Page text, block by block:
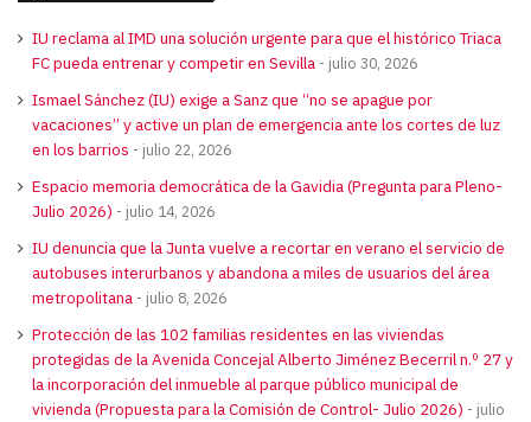
IU reclama al IMD una solución urgente para que el histórico Triaca
FC pueda entrenar y competir en Sevilla
julio 30, 2026
Ismael Sánchez (IU) exige a Sanz que “no se apague por
vacaciones” y active un plan de emergencia ante los cortes de luz
en los barrios
julio 22, 2026
Espacio memoria democrática de la Gavidia (Pregunta para Pleno-
Julio 2026)
julio 14, 2026
IU denuncia que la Junta vuelve a recortar en verano el servicio de
autobuses interurbanos y abandona a miles de usuarios del área
metropolitana
julio 8, 2026
Protección de las 102 familias residentes en las viviendas
protegidas de la Avenida Concejal Alberto Jiménez Becerril n.º 27 y
la incorporación del inmueble al parque público municipal de
vivienda (Propuesta para la Comisión de Control- Julio 2026)
julio